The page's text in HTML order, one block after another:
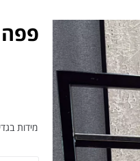
פפה
מידות